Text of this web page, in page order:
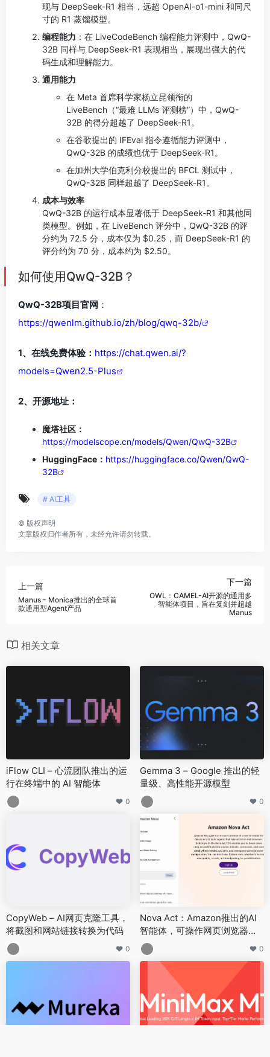
现与 DeepSeek-R1 相当，远超 OpenAI-o1-mini 和同尺
寸的 R1 蒸馏模型。
编程能力 ：在 LiveCodeBench 编程能力评测中，QwQ-
32B 同样与 DeepSeek-R1 表现相当，展现出强大的代
码生成和理解能力。
通用能力
在 Meta 首席科学家杨立昆领衔的
LiveBench（“最难 LLMs 评测榜”）中，QwQ-
32B 的得分超越了 DeepSeek-R1。
在谷歌提出的 IFEval 指令遵循能力评测中，
QwQ-32B 的成绩也优于 DeepSeek-R1。
在加州大学伯克利分校提出的 BFCL 测试中，
QwQ-32B 同样超越了 DeepSeek-R1。
成本与效率
QwQ-32B 的运行成本显著低于 DeepSeek-R1 和其他同
类模型。例如，在 LiveBench 评分中，QwQ-32B 的评
分约为 72.5 分，成本仅为 $0.25，而 DeepSeek-R1 的
评分约为 70 分，成本约为 $2.50。
如何使用QwQ-32B？
QwQ-32B项目官网 ：
https://qwenlm.github.io/zh/blog/qwq-32b/
1、在线免费体验： https://chat.qwen.ai/?
models=Qwen2.5-Plus
2、开源地址：
魔塔社区：
https://modelscope.cn/models/Qwen/QwQ-32B
HuggingFace： https://huggingface.co/Qwen/QwQ-
32B
# AI工具
© 版权声明
文章版权归作者所有，未经允许请勿转载。
上一篇
Manus - Monica推出的全球首
款通用型Agent产品
下一篇
OWL：CAMEL-AI开源的通用多
智能体项目，旨在复刻并超越
Manus
相关文章
iFlow CLI – 心流团队推出的运
行在终端中的 AI 智能体
0
Gemma 3 – Google 推出的轻
量级、高性能开源模型
0
CopyWeb – AI网页克隆工具，
将截图和网站链接转换为代码
0
Nova Act：Amazon推出的AI
智能体，可操作网页浏览器模
拟人类完成任务
0